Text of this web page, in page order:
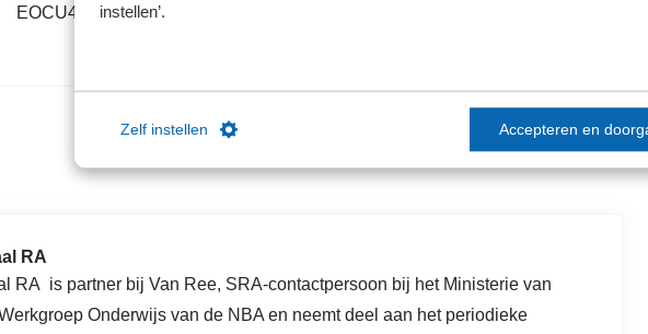
instellen’.
Zelf instellen Accepteren en
EOCU41934
RA
RA is partner bij Van Ree, SRA-contactpersoon bij het Ministerie van
Onderwijs van de NBA en neemt deel aan het periodieke